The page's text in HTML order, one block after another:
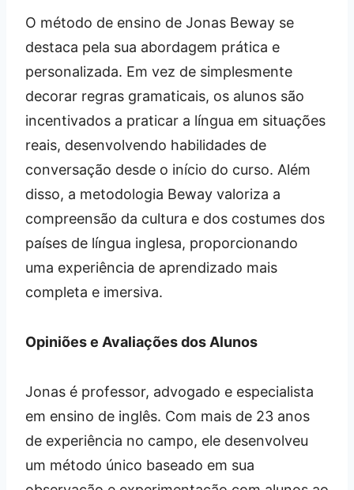
O método de ensino de Jonas Beway se
destaca pela sua abordagem prática e
personalizada. Em vez de simplesmente
decorar regras gramaticais, os alunos são
incentivados a praticar a língua em situações
reais, desenvolvendo habilidades de
conversação desde o início do curso. Além
disso, a metodologia Beway valoriza a
compreensão da cultura e dos costumes dos
países de língua inglesa, proporcionando
uma experiência de aprendizado mais
completa e imersiva.
Opiniões e Avaliações dos Alunos
Jonas é professor, advogado e especialista
em ensino de inglês. Com mais de 23 anos
de experiência no campo, ele desenvolveu
um método único baseado em sua